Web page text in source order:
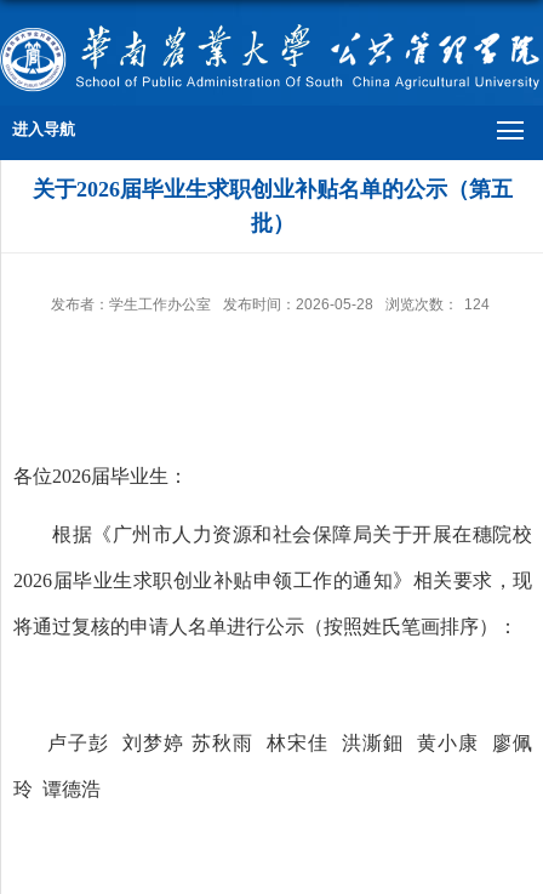
进入导航
关于2026届毕业生求职创业补贴名单的公示（第五
批）
发布者：学生工作办公室 发布时间：2026-05-28 浏览次数： 124
各位2026届毕业生：
根据《广州市人力资源和社会保障局关于开展在穗院校
2026届毕业生求职创业补贴申领工作的通知》相关要求，现
将通过复核的申请人名单进行公示（按照姓氏笔画排序）：
卢子彭 刘梦婷 苏秋雨 林宋佳 洪澌鈿 黄小康 廖佩
玲 谭德浩